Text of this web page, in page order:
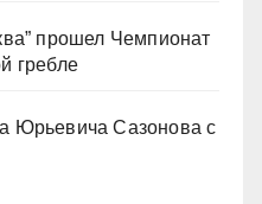
прошел Чемпионат
гребле
Юрьевича Сазонова с